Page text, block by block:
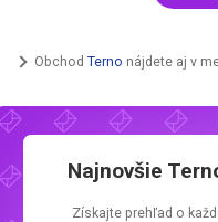
Obchod Terno nájdete aj v
Najnovšie
Získajte prehľad o